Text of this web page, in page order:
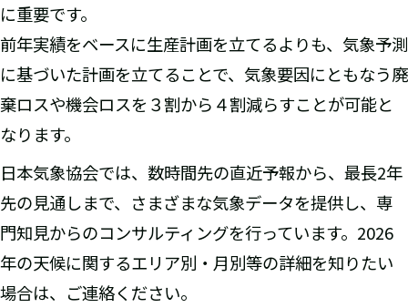
に重要です。
前年実績をベースに生産計画を立てるよりも、気象予測
に基づいた計画を立てることで、気象要因にともなう廃
棄ロスや機会ロスを３割から４割減らすことが可能と
なります。
日本気象協会では、数時間先の直近予報から、最長2年
先の見通しまで、さまざまな気象データを提供し、専
門知見からのコンサルティングを行っています。2026
年の天候に関するエリア別・月別等の詳細を知りたい
場合は、ご連絡ください。